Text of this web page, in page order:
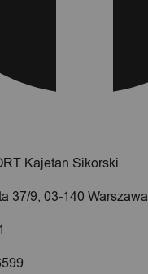
Kajetan Sikorski
37/9, 03-140 Warszawa